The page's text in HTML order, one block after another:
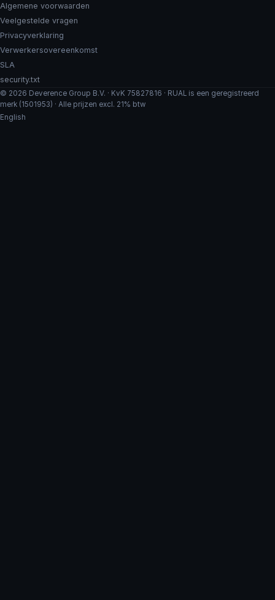
Algemene voorwaarden
Veelgestelde vragen
Privacyverklaring
Verwerkersovereenkomst
SLA
security.txt
© 2026 Deverence Group B.V. · KvK 75827816 · RUAL is een geregistreerd
merk (1501953) · Alle prijzen excl. 21% btw
English